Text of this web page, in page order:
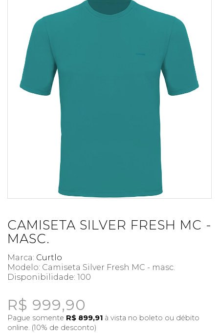
CAMISETA SILVER FRESH MC -
MASC.
Marca: Curtlo
Modelo: Camiseta Silver Fresh MC - masc.
Disponibilidade: 100
R$ 999,90
Pague somente R$ 899,91 à vista no boleto ou débito
online. (10% de desconto)